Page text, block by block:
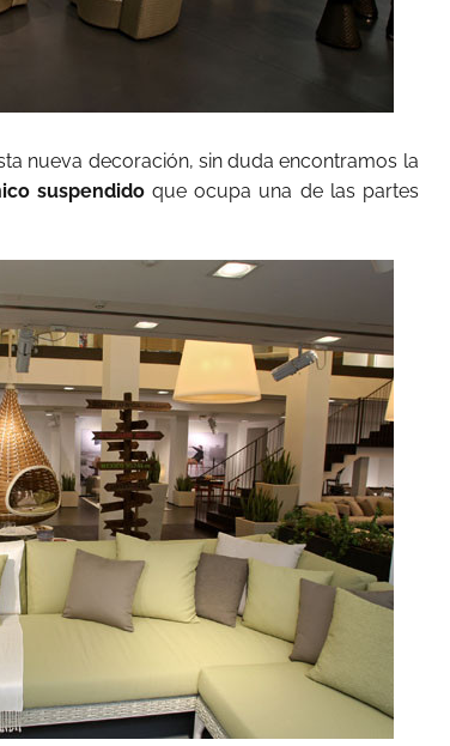
nueva decoración, sin duda encontramos la
suspendido que ocupa una de las partes